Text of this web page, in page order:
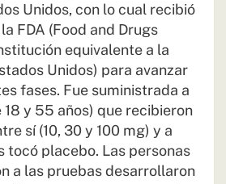
Unidos, con lo cual recibió
FDA (Food and Drugs
equivalente a la
Unidos) para avanzar
fases. Fue suministrada a
y 55 años) que recibieron
sí (10, 30 y 100 mg) y a
tocó placebo. Las personas
a las pruebas desarrollaron